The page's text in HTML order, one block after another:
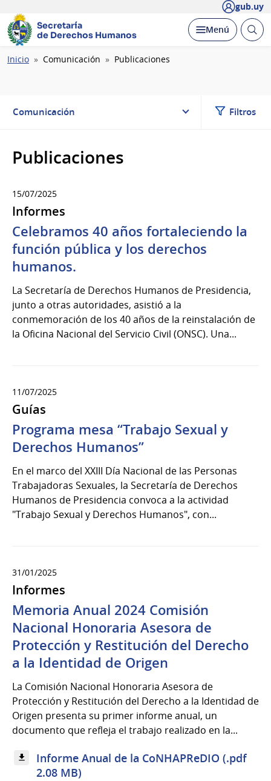
gub.uy
Secretaría
de Derechos Humanos
Desplegar
Menú Abrir
Ruta
Inicio Comunicación Publicaciones
Comunicación Filtros
Publicaciones
15/07/2025
Informes
Celebramos 40 años fortaleciendo la
función pública y los derechos
humanos.
La Secretaría de Derechos Humanos de Presidencia,
junto a otras autoridades, asistió a la
conmemoración de los 40 años de la reinstalación de
la Oficina Nacional del Servicio Civil (ONSC). Una...
11/07/2025
Guías
Programa mesa “Trabajo Sexual y
Derechos Humanos”
En el marco del XXIII Día Nacional de las Personas
Trabajadoras Sexuales, la Secretaría de Derechos
Humanos de Presidencia convoca a la actividad
"Trabajo Sexual y Derechos Humanos", con...
31/01/2025
Informes
Memoria Anual 2024 Comisión
Nacional Honoraria Asesora de
Protección y Restitución del Derecho
a la Identidad de Origen
La Comisión Nacional Honoraria Asesora de
Protección y Restitución del Derecho a la Identidad de
Origen presenta su primer informe anual, un
documento que refleja el trabajo realizado en la...
Informe Anual de la CoNHAPReDIO (.pdf
2.08 MB)